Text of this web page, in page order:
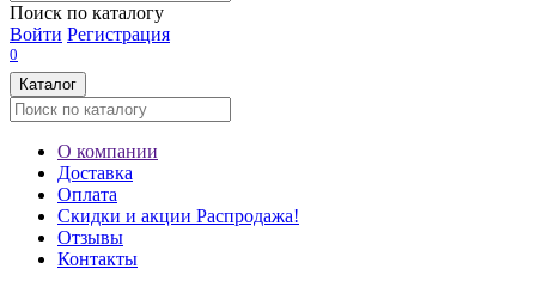
Поиск по каталогу
Войти Регистрация
0
Каталог
О компании
Доставка
Оплата
Скидки и акции Распродажа!
Отзывы
Контакты